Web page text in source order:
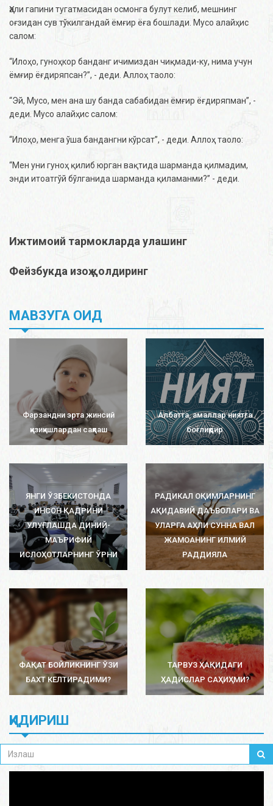
Ҳали гапини тугатмасидан осмонга булут келиб, мешнинг
оғзидан сув тўкилгандай ёмғир ёға бошлади. Мусо алайҳис
салом:
“Илоҳо, гуноҳкор банданг ичимиздан чиқмади-ку, нима учун
ёмғир ёғдиряпсан?”, - деди. Аллоҳ таоло:
“Эй, Мусо, мен ана шу банда сабабидан ёмғир ёғдиряпман”, -
деди. Мусо алайҳис салом:
“Илоҳо, менга ўша бандангни кўрсат”, - деди. Аллоҳ таоло:
“Мен уни гуноҳ қилиб юрган вақтида шарманда қилмадим,
энди итоатгўй бўлганида шарманда қиламанми?” - деди.
Ижтимоий тармокларда улашинг
Фейзбукда изоҳ қолдиринг
МАВЗУГА ОИД
Фарзандни эрта жинсий
қизиқишлардан сақлаш
Албатта, амаллар ниятга
боғлиқдир
ЯНГИ ЎЗБЕКИСТОНДА
ИНСОН ҚАДРИНИ
УЛУҒЛАШДА ДИНИЙ-
МАЪРИФИЙ
ИСЛОҲОТЛАРНИНГ ЎРНИ
РАДИКАЛ ОҚИМЛАРНИНГ
АҚИДАВИЙ ДАЪВОЛАРИ ВА
УЛАРГА АҲЛИ СУННА ВАЛ
ЖАМОАНИНГ ИЛМИЙ
РАДДИЯЛА
ФАҚАТ БОЙЛИКНИНГ ЎЗИ
БАХТ КЕЛТИРАДИМИ?
ТАРВУЗ ҲАҚИДАГИ
ҲАДИСЛАР САҲИҲМИ?
ҚИДИРИШ